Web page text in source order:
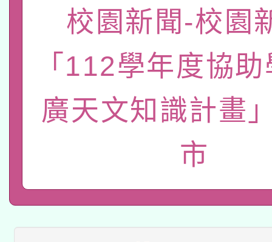
「數位內容與教學軟
pilot」
有關大陸委員會函釋公
薪期間赴陸應申請許可
轉知經濟部水利署委託
業技術研究院辦理「
用水績優單位及節水達
115年8月22日(星期六
桃園市孔廟祈福系列
本校115學年度第2次
招甄選結果公告(無人
招)
適應運動共學行動站研
本館辦理115年度閱讀
校園新聞-校園
「112學年度協
廣天文知識計畫
市